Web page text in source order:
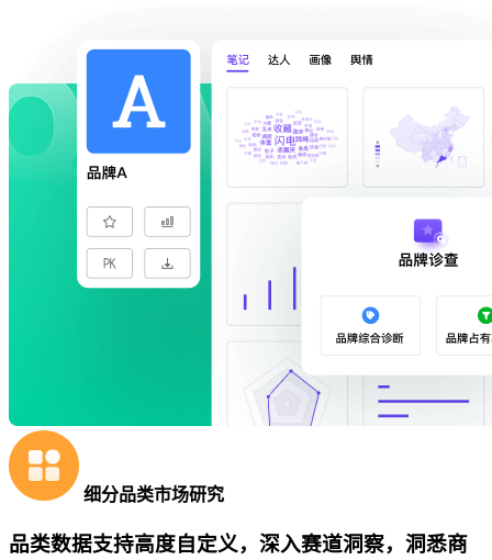
细分品类市场研究
品类数据支持高度自定义，深入赛道洞察，洞悉商